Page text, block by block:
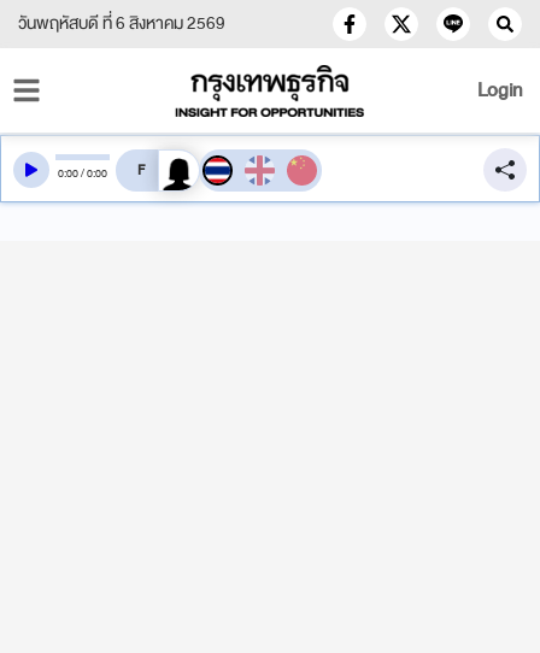
วันพฤหัสบดี ที่ 6 สิงหาคม 2569
Login
0:00/0:00 สลับเสียงอ่าน